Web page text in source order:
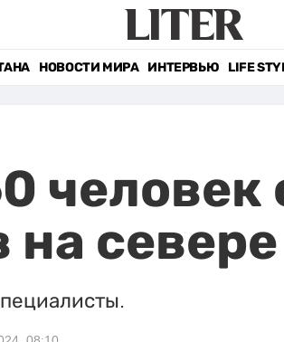
НОВОСТИ МИРА ИНТЕРВЬЮ LIFE
на